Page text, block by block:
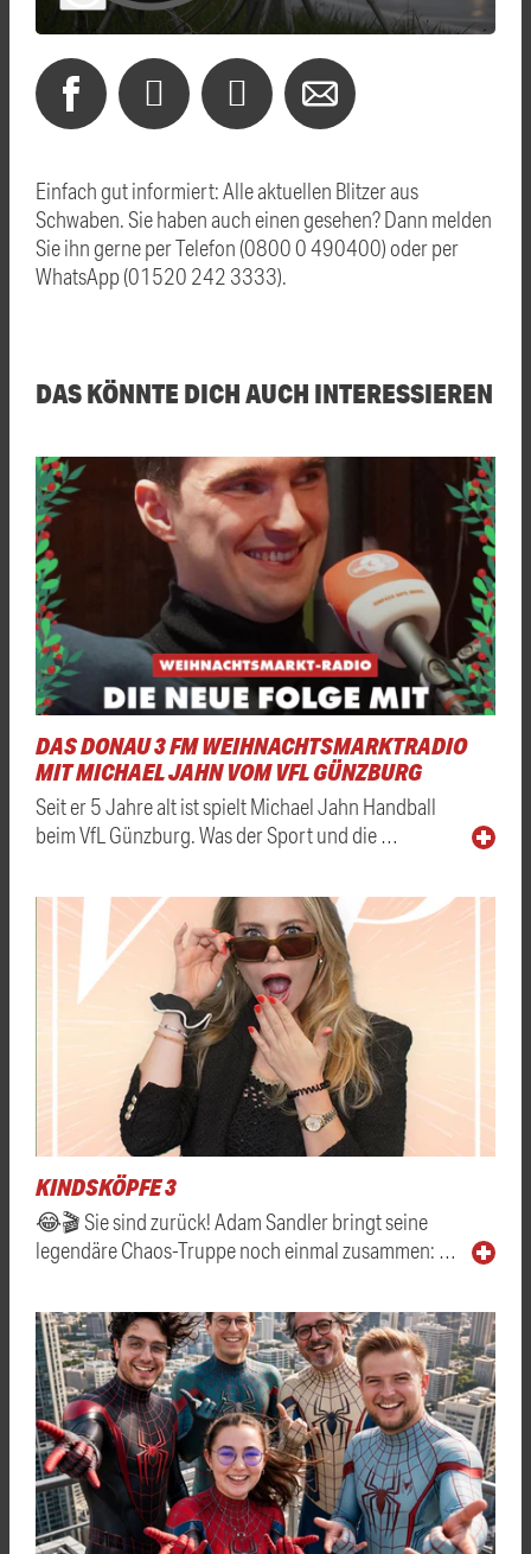
Einfach gut informiert: Alle aktuellen Blitzer aus
Schwaben. Sie haben auch einen gesehen? Dann melden
Sie ihn gerne per Telefon (0800 0 490400) oder per
WhatsApp (01520 242 3333).
DAS KÖNNTE DICH AUCH INTERESSIEREN
DAS DONAU 3 FM WEIHNACHTSMARKTRADIO
MIT MICHAEL JAHN VOM VFL GÜNZBURG
Seit er 5 Jahre alt ist spielt Michael Jahn Handball
beim VfL Günzburg. Was der Sport und die …
KINDSKÖPFE 3
😂🎬 Sie sind zurück! Adam Sandler bringt seine
legendäre Chaos-Truppe noch einmal zusammen: …